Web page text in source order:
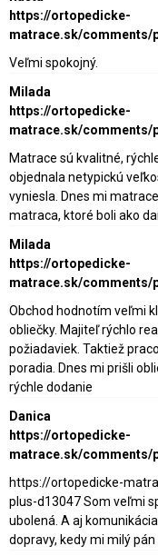
https://ortopedicke-
matrace.sk/comments/
Veľmi spokojný.
Milada
https://ortopedicke-
matrace.sk/comments/
Matrace sú kvalitné,
objednala netypickú
vyniesla. Dnes mi
matraca, ktoré boli ako
Milada
https://ortopedicke-
matrace.sk/comments/
Obchod hodnotím veľmi
obliečky. Majiteľ rýchlo
požiadaviek. Taktiež
poradia. Dnes mi prišli
rýchle dodanie
Danica
https://ortopedicke-
matrace.sk/comments/
https://ortopedicke-
plus-d13047 Som veľmi
ubolená. A aj
dopravy, kedy mi milý